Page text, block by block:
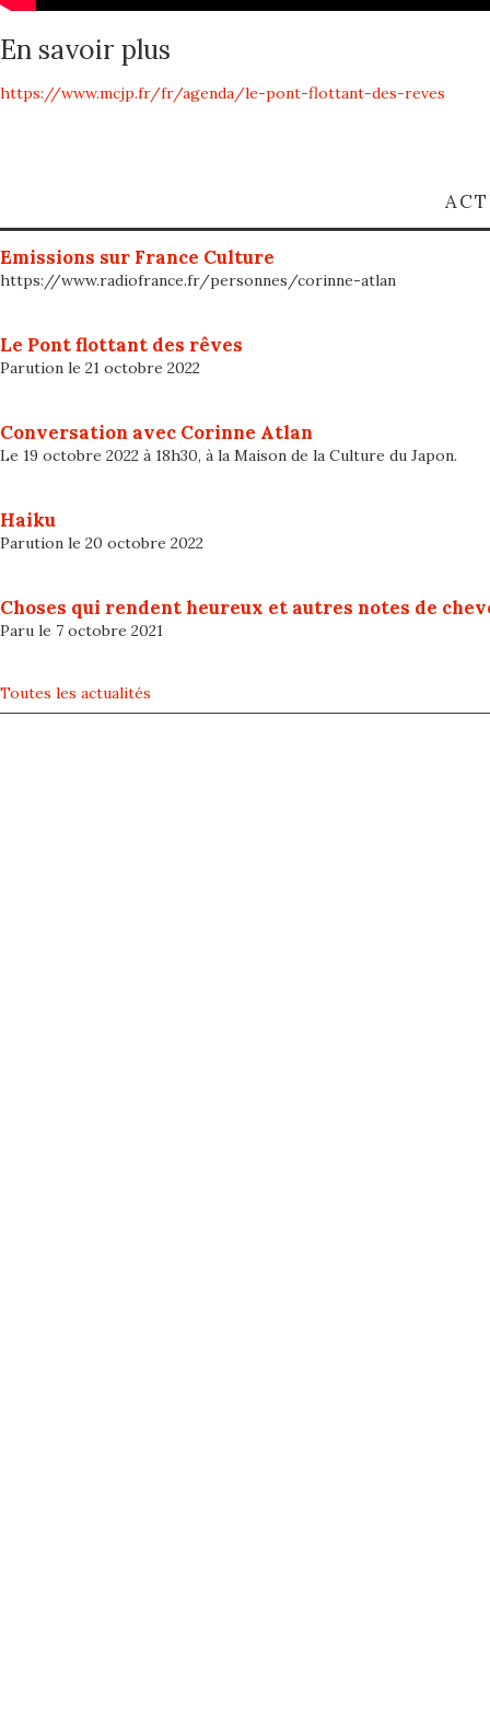
En savoir plus
https://www.mcjp.fr/fr/agenda/le-pont-flottant-des-reves
Emissions sur France Culture
https://www.radiofrance.fr/personnes/corinne-atlan
Le Pont flottant des rêves
Parution le 21 octobre 2022
Conversation avec Corinne Atlan
Le 19 octobre 2022 à 18h30, à la Maison de la Culture du Japon.
Haiku
Parution le 20 octobre 2022
Choses qui rendent heureux et autres notes de
Paru le 7 octobre 2021
Toutes les actualités